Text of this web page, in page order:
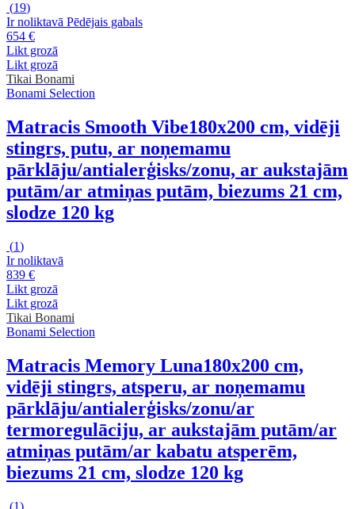
(19)
Ir noliktavā Pēdējais gabals
654 €
Likt grozā
Likt grozā
Tikai Bonami
Bonami Selection
Matracis Smooth Vibe180x200 cm, vidēji
stingrs, putu, ar noņemamu
pārklāju/antialerģisks/zonu, ar aukstajām
putām/ar atmiņas putām, biezums 21 cm,
slodze 120 kg
(1)
Ir noliktavā
839 €
Likt grozā
Likt grozā
Tikai Bonami
Bonami Selection
Matracis Memory Luna180x200 cm,
vidēji stingrs, atsperu, ar noņemamu
pārklāju/antialerģisks/zonu/ar
termoregulāciju, ar aukstajām putām/ar
atmiņas putām/ar kabatu atsperēm,
biezums 21 cm, slodze 120 kg
(1)